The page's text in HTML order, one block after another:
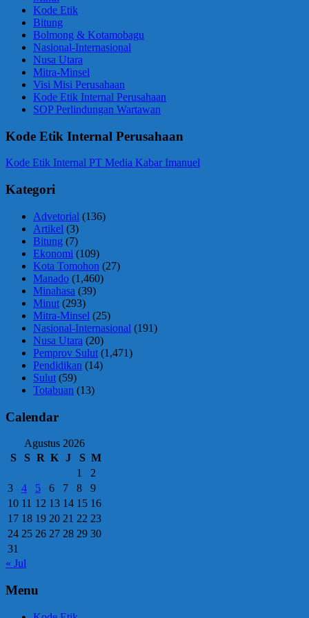
Kode Etik
Bitung
Bolmong & Kotamobagu
Nasional-Internasional
Nusa Utara
Mitra-Minsel
Visi Misi Perusahaan
Kode Etik Internal Perusahaan
SOP Perlindungan Wartawan
Kode Etik Internal Perusahaan
Kode Etik Internal PT Media Kabar Imanuel
Kategori
Advetorial (136)
Artikel (3)
Bitung (7)
Ekonomi (109)
Kota Tomohon (27)
Manado (1,460)
Minahasa (39)
Minut (293)
Mitra-Minsel (25)
Nasional-Internasional (191)
Nusa Utara (20)
Pemprov Sulut (1,471)
Pendidikan (14)
Sulut (59)
Totabuan (13)
Calendar
Agustus 2026
S
S R K J S M
1
2
3
4 5 6 7 8
9
10 11 12 13 14 15 16
17 18 19 20 21 22 23
24 25 26 27 28 29 30
31
« Jul
Menu